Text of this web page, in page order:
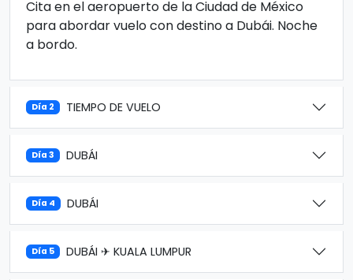
Cita en el aeropuerto de la Ciudad de México
para abordar vuelo con destino a Dubái. Noche
a bordo.
Día 2 TIEMPO DE VUELO
Día 3 DUBÁI
Día 4 DUBÁI
Día 5 DUBÁI ✈ KUALA LUMPUR